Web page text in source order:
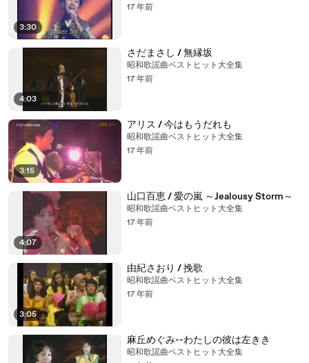
3:30
17 年前
4:03
さだまさし / 無縁坂
昭和歌謡曲ベストヒット大全集
17 年前
3:15
アリス / 今はもうだれも
昭和歌謡曲ベストヒット大全集
17 年前
4:07
山口百恵 / 愛の嵐 ～Jealousy Storm～
昭和歌謡曲ベストヒット大全集
17 年前
3:05
由紀さおり / 挽歌
昭和歌謡曲ベストヒット大全集
17 年前
麻丘めぐみ--わたしの彼は左きき
昭和歌謡曲ベストヒット大全集